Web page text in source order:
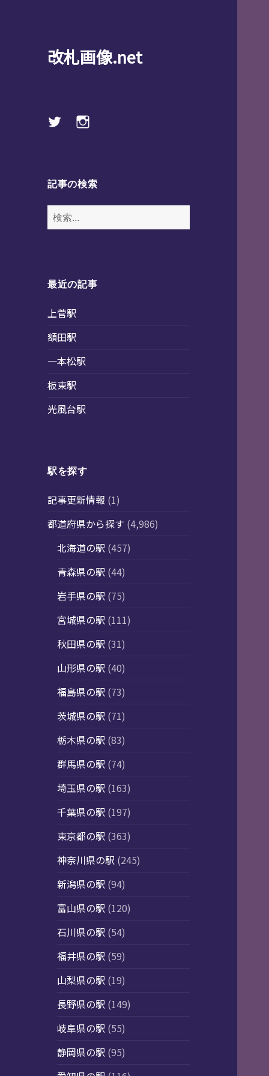
改札画像.net
Twitterinstagram
記事の検索
検
索:
最近の記事
上菅駅
額田駅
一本松駅
板東駅
光風台駅
駅を探す
記事更新情報 (1)
都道府県から探す (4,986)
北海道の駅 (457)
青森県の駅 (44)
岩手県の駅 (75)
宮城県の駅 (111)
秋田県の駅 (31)
山形県の駅 (40)
福島県の駅 (73)
茨城県の駅 (71)
栃木県の駅 (83)
群馬県の駅 (74)
埼玉県の駅 (163)
千葉県の駅 (197)
東京都の駅 (363)
神奈川県の駅 (245)
新潟県の駅 (94)
富山県の駅 (120)
石川県の駅 (54)
福井県の駅 (59)
山梨県の駅 (19)
長野県の駅 (149)
岐阜県の駅 (55)
静岡県の駅 (95)